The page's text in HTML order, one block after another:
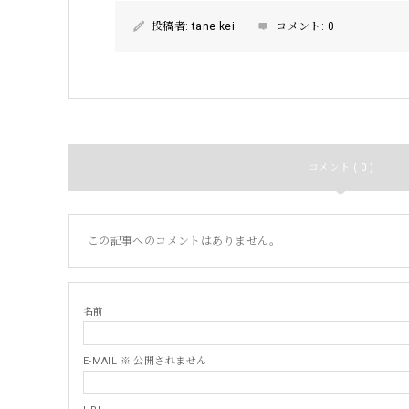
投稿者:tane kei コメント: 0
コメント ( 0 )
この記事へのコメントはありません。
名前
E-MAIL ※ 公開されません